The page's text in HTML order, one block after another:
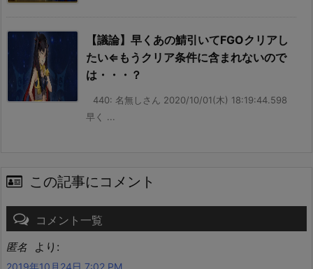
【議論】早くあの鯖引いてFGOクリアし
たい⇐もうクリア条件に含まれないので
は・・・？
440: 名無しさん 2020/10/01(木) 18:19:44.598
早く ...
この記事にコメント
コメント一覧
匿名 より: